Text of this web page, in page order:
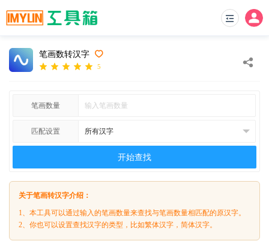
笔画数转汉字
5
笔画数量
匹配设置
开始查找
关于笔画转汉字介绍：
1、本工具可以通过输入的笔画数量来查找与笔画数量相匹配的原汉字。
2、你也可以设置查找汉字的类型，比如繁体汉字，简体汉字。